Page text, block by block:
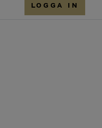
LOGGA IN